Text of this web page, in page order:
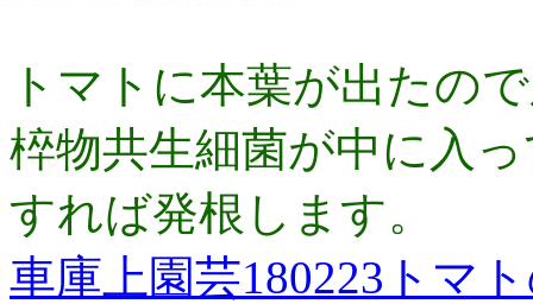
トマトに本葉が出たの
椊物共生細菌が中に入
すれば発根します。
車庫上園芸180223トマ